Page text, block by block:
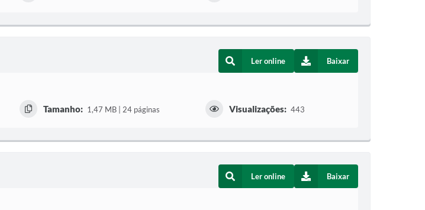
Ler online Baixar
Tamanho: 1,47 MB | 24 páginas Visualizações: 443
Ler online Baixar